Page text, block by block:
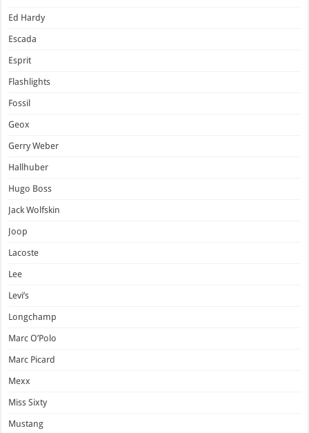
Ed Hardy
Escada
Esprit
Flashlights
Fossil
Geox
Gerry Weber
Hallhuber
Hugo Boss
Jack Wolfskin
Joop
Lacoste
Lee
Levi’s
Longchamp
Marc O’Polo
Marc Picard
Mexx
Miss Sixty
Mustang